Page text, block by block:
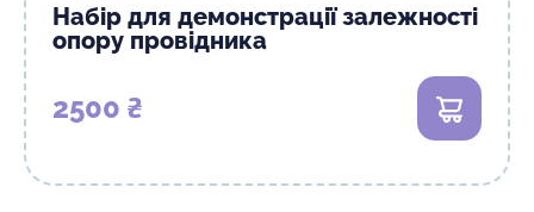
Набір для демонстрації залежності
опору провідника
2500 ₴